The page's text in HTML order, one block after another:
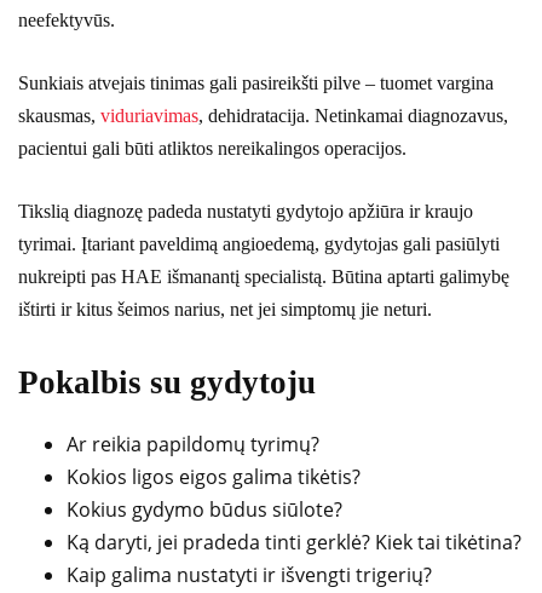
neefektyvūs.
Sunkiais atvejais tinimas gali pasireikšti pilve – tuomet vargina
skausmas, viduriavimas, dehidratacija. Netinkamai diagnozavus,
pacientui gali būti atliktos nereikalingos operacijos.
Tikslią diagnozę padeda nustatyti gydytojo apžiūra ir kraujo
tyrimai. Įtariant paveldimą angioedemą, gydytojas gali pasiūlyti
nukreipti pas HAE išmanantį specialistą. Būtina aptarti galimybę
ištirti ir kitus šeimos narius, net jei simptomų jie neturi.
Pokalbis su gydytoju
Ar reikia papildomų tyrimų?
Kokios ligos eigos galima tikėtis?
Kokius gydymo būdus siūlote?
Ką daryti, jei pradeda tinti gerklė? Kiek tai tikėtina?
Kaip galima nustatyti ir išvengti trigerių?